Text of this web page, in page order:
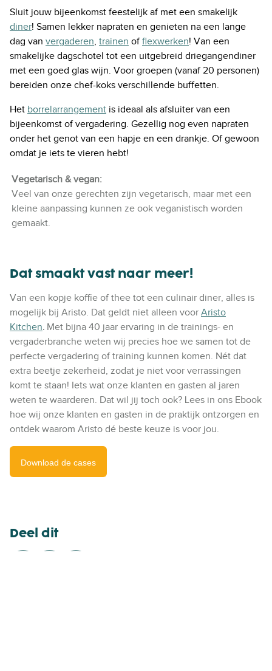
Sluit jouw bijeenkomst feestelijk af met een smakelijk
diner! Samen lekker napraten en genieten na een lange
dag van vergaderen, trainen offlexwerken! Van een
smakelijke dagschotel tot een uitgebreid driegangendiner
met een goed glas wijn. Voor groepen (vanaf 20 personen)
bereiden onze chef-koks verschillende buffetten.
Het borrelarrangement is ideaal als afsluiter van een
bijeenkomst of vergadering. Gezellig nog even napraten
onder het genot van een hapje en een drankje. Of gewoon
omdat je iets te vieren hebt!
Vegetarisch & vegan:
Veel van onze gerechten zijn vegetarisch, maar met een
kleine aanpassing kunnen ze ook veganistisch worden
gemaakt.
Dat smaakt vast naar meer!
Van een kopje koffie of thee tot een culinair diner, alles is
mogelijk bij Aristo. Dat geldt niet alleen voor Aristo
Kitchen. Met bijna 40 jaar ervaring in de trainings- en
vergaderbranche weten wij precies hoe we samen tot de
perfecte vergadering of training kunnen komen. Nét dat
extra beetje zekerheid, zodat je niet voor verrassingen
komt te staan! Iets wat onze klanten en gasten al jaren
weten te waarderen. Dat wil jij toch ook? Lees in ons Ebook
hoe wij onze klanten en gasten in de praktijk ontzorgen en
ontdek waarom Aristo dé beste keuze is voor jou.
Download de cases
Deel dit